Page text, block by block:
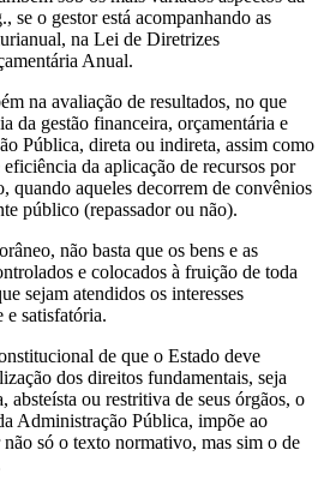
se o gestor está acompanhando as
na Lei de Diretrizes
Anual.
na avaliação de resultados, no que
da gestão financeira, orçamentária e
Pública, direta ou indireta, assim como
da aplicação de recursos por
quando aqueles decorrem de convênios
público (repassador ou não).
não basta que os bens e as
e colocados à fruição de toda
sejam atendidos os interesses
satisfatória.
de que o Estado deve
dos direitos fundamentais, seja
absteísta ou restritiva de seus órgãos, o
Administração Pública, impõe ao
só o texto normativo, mas sim o de